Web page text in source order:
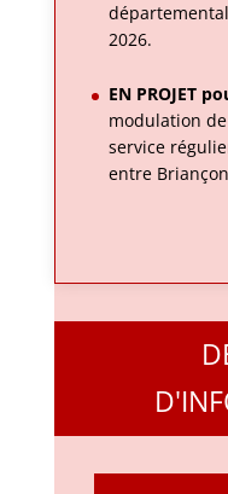
2026.
EN PROJET
modulation
service
entre